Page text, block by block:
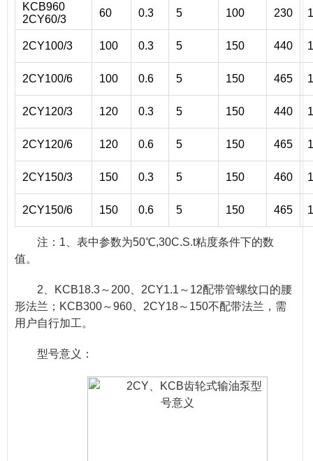
KCB960
2CY60/3
60 0.3 5 100 230
2CY100/3 100 0.3 5 150 440
2CY100/6 100 0.6 5 150 465
2CY120/3 120 0.3 5 150 440
2CY120/6 120 0.6 5 150 465
2CY150/3 150 0.3 5 150 460
2CY150/6 150 0.6 5 150 465
注：1、表中参数为50℃,30C.S.t粘度条件下的数
值。
2、KCB18.3～200、2CY1.1～12配带管螺纹口的腰
形法兰；KCB300～960、2CY18～150不配带法兰，需
用户自行加工。
型号意义：